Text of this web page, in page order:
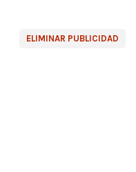
ELIMINAR PUBLICIDAD